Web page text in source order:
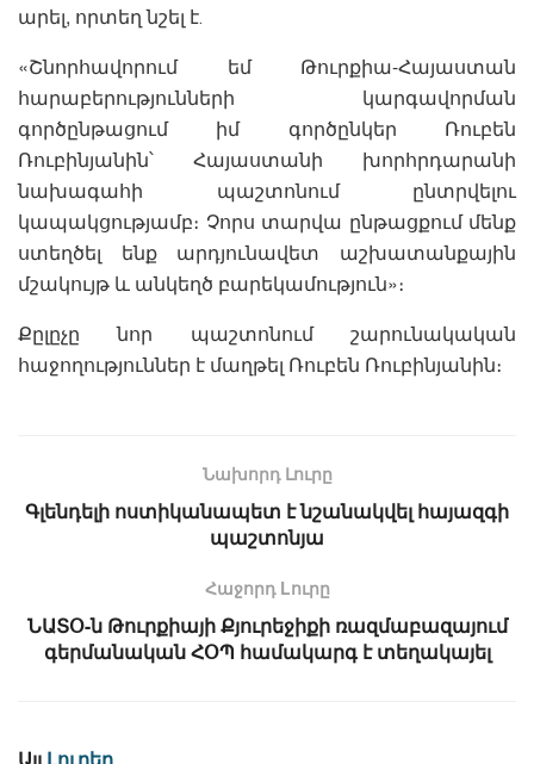
արել, որտեղ նշել է․
«Շնորհավորում եմ Թուրքիա-Հայաստան
հարաբերությունների կարգավորման
գործընթացում իմ գործընկեր Ռուբեն
Ռուբինյանին՝ Հայաստանի խորհրդարանի
նախագահի պաշտոնում ընտրվելու
կապակցությամբ։ Չորս տարվա ընթացքում մենք
ստեղծել ենք արդյունավետ աշխատանքային
մշակույթ և անկեղծ բարեկամություն»։
Քըլըչը նոր պաշտոնում շարունակական
հաջողություններ է մաղթել Ռուբեն Ռուբինյանին։
Նախորդ Լուրը
Գլենդելի ոստիկանապետ է նշանակվել հայազգի
պաշտոնյա
Հաջորդ Lուրը
ՆԱՏՕ-ն Թուրքիայի Քյուրեջիքի ռազմաբազայում
գերմանական ՀՕՊ համակարգ է տեղակայել
Այլ Լուրեր